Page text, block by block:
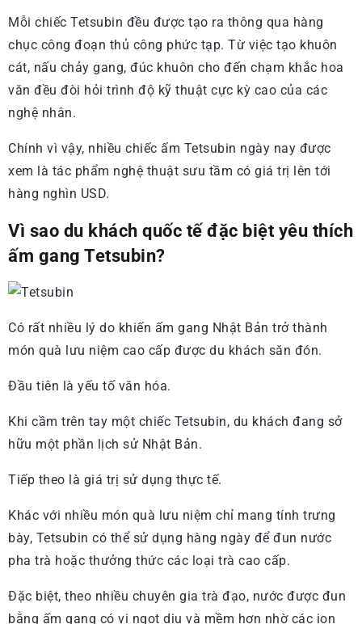
Mỗi chiếc Tetsubin đều được tạo ra thông qua hàng
chục công đoạn thủ công phức tạp. Từ việc tạo khuôn
cát, nấu chảy gang, đúc khuôn cho đến chạm khắc hoa
văn đều đòi hỏi trình độ kỹ thuật cực kỳ cao của các
nghệ nhân.
Chính vì vậy, nhiều chiếc ấm Tetsubin ngày nay được
xem là tác phẩm nghệ thuật sưu tầm có giá trị lên tới
hàng nghìn USD.
Vì sao du khách quốc tế đặc biệt yêu thích
ấm gang Tetsubin?
Có rất nhiều lý do khiến ấm gang Nhật Bản trở thành
món quà lưu niệm cao cấp được du khách săn đón.
Đầu tiên là yếu tố văn hóa.
Khi cầm trên tay một chiếc Tetsubin, du khách đang sở
hữu một phần lịch sử Nhật Bản.
Tiếp theo là giá trị sử dụng thực tế.
Khác với nhiều món quà lưu niệm chỉ mang tính trưng
bày, Tetsubin có thể sử dụng hàng ngày để đun nước
pha trà hoặc thưởng thức các loại trà cao cấp.
Đặc biệt, theo nhiều chuyên gia trà đạo, nước được đun
bằng ấm gang có vị ngọt dịu và mềm hơn nhờ các ion